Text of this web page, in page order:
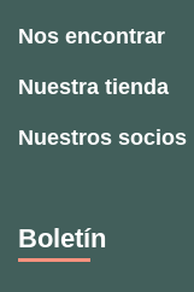
Nos encontrar
Nuestra tienda
Nuestros socios
Boletín